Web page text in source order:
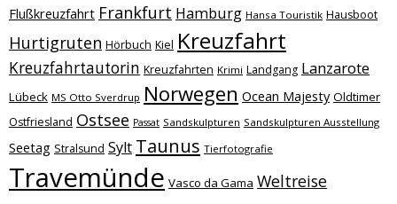
Flußkreuzfahrt Frankfurt Hamburg Hansa Touristik Hausboot
Hurtigruten Hörbuch Kiel Kreuzfahrt
Kreuzfahrtautorin Kreuzfahrten Krimi Landgang Lanzarote
Lübeck MS Otto Sverdrup Norwegen Ocean Majesty Oldtimer
Ostfriesland Ostsee Passat Sandskulpturen Sandskulpturen Ausstellung
Seetag Stralsund Sylt Taunus Tierfotografie
Travemünde Vasco da Gama Weltreise